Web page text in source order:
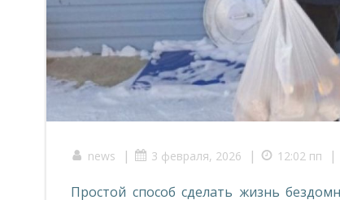
news | 3 февраля, 2026 | 12:02 пп |
Простой способ сделать жизнь